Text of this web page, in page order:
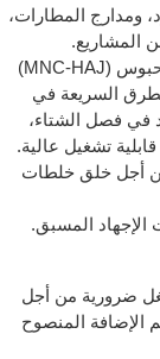
ومدارج المطارات،
المشاريع.
3) وتستخدم خلطة تخفيض المياه وعامل الهواء المحبوس (MNC-HAJ)
السريعة في
في فصل الشتاء،
تشغيل عالية.
من أجل خلق خلطات
ضرورية من أجل
الإضافة المنصوح